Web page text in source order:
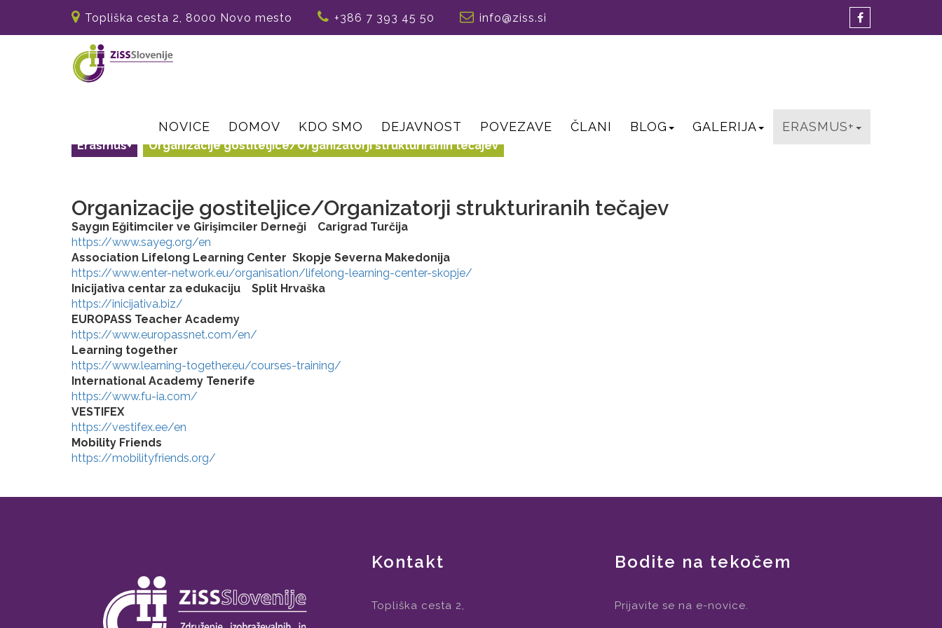
Topliška cesta 2, 8000 Novo mesto +386 7 393 45 50 info@ziss.si
NOVICE DOMOV KDO SMO DEJAVNOST POVEZAVE ČLANI BLOG GALERIJA ERASMUS+
Erasmus+ Organizacije gostiteljice/Organizatorji strukturiranih tečajev
Organizacije gostiteljice/Organizatorji strukturiranih tečajev
Saygın Eğitimciler ve Girişimciler Derneği Carigrad Turčija
https://www.sayeg.org/en
Association Lifelong Learning Center Skopje Severna Makedonija
https://www.enter-network.eu/organisation/lifelong-learning-center-skopje/
Inicijativa centar za edukaciju Split Hrvaška
https://inicijativa.biz/
EUROPASS Teacher Academy
https://www.europassnet.com/en/
Learning together
https://www.learning-together.eu/courses-training/
International Academy Tenerife
https://www.fu-ia.com/
VESTIFEX
https://vestifex.ee/en
Mobility Friends
https://mobilityfriends.org/
Kontakt
Topliška cesta 2,
Bodite na tekočem
Prijavite se na e-novice.